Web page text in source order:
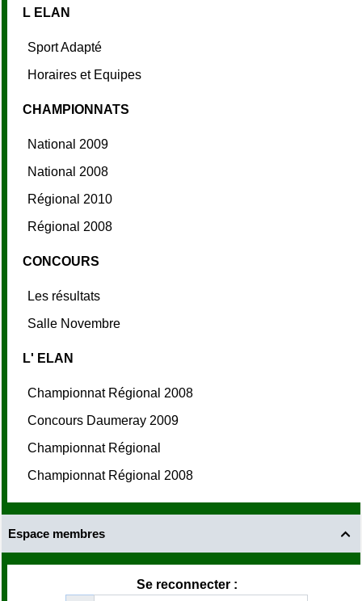
L ELAN
Sport Adapté
Horaires et Equipes
CHAMPIONNATS
National 2009
National 2008
Régional 2010
Régional 2008
CONCOURS
Les résultats
Salle Novembre
L' ELAN
Championnat Régional 2008
Concours Daumeray 2009
Championnat Régional
Championnat Régional 2008

Espace membres
Se reconnecter :